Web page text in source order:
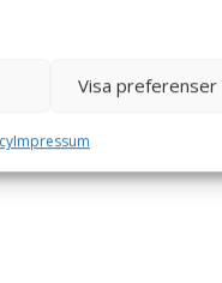
Visa preferenser
Impressum